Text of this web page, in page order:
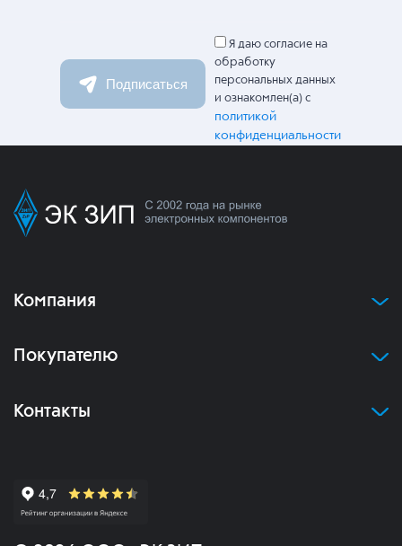
Подписаться
Я даю согласие на
обработку
персональных данных
и ознакомлен(а) с
политикой
конфиденциальности
Компания
Покупателю
Контакты